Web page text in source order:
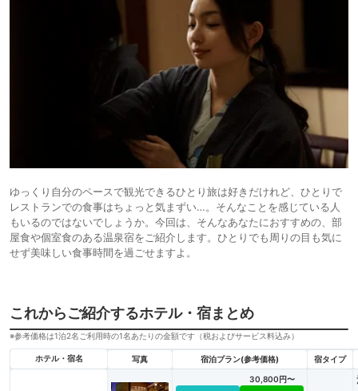
ゆっくり自分のペースで観光できるひとり旅は好きだけれど、ひとりで
レストランでの食事はちょっと気まずい…。そんなことを感じている人
もいるのではないでしょうか。今回は、そんなあなたにおすすめの、部
屋食や個室食のある温泉宿をご紹介します。ひとりでも周りの目も気に
せず美味しい食事時間を過ごせますよ。
これからご紹介するホテル・宿まとめ
※参考価格は1泊2名ご利用時の1名あたりの金額です（税およびサービス料込み）
ホテル・宿名 写真 宿泊プラン(参考価格) 宿タイプ
30,800円〜